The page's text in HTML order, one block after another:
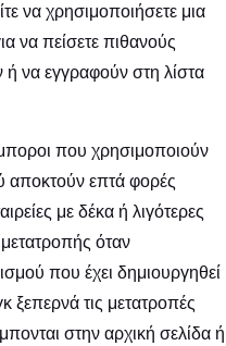
να χρησιμοποιήσετε μια
να πείσετε πιθανούς
να εγγραφούν στη λίστα
που χρησιμοποιούν
επτά φορές
με δέκα ή λιγότερες
όταν
που έχει δημιουργηθεί
ξεπερνά τις μετατροπές
στην αρχική σελίδα ή